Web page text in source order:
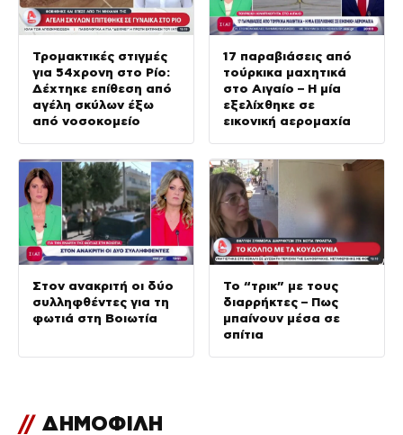
Τρομακτικές στιγμές
για 54χρονη στο Ρίο:
Δέχτηκε επίθεση από
αγέλη σκύλων έξω
από νοσοκομείο
17 παραβιάσεις από
τούρκικα μαχητικά
στο Αιγαίο – Η μία
εξελίχθηκε σε
εικονική αερομαχία
Στον ανακριτή οι δύο
συλληφθέντες για τη
φωτιά στη Βοιωτία
Το “τρικ” με τους
διαρρήκτες – Πως
μπαίνουν μέσα σε
σπίτια
// ΔΗΜΟΦΙΛΗ